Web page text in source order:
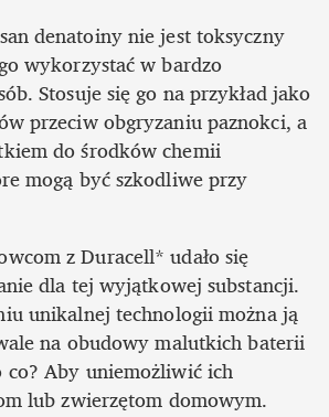
denatoiny nie jest toksyczny
wykorzystać w bardzo
Stosuje się go na przykład jako
przeciw obgryzaniu paznokci, a
do środków chemii
mogą być szkodliwe przy
z Duracell* udało się
dla tej wyjątkowej substancji.
unikalnej technologii można ją
na obudowy malutkich baterii
Aby uniemożliwić ich
lub zwierzętom domowym.